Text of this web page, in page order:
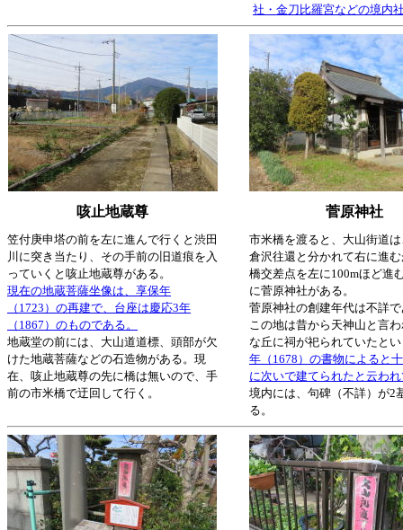
社・金刀比羅宮などの境内
咳止地蔵尊 菅原神社
笠付庚申塔の前を左に進んで行くと渋田
川に突き当たり、その手前の旧道痕を入
っていくと咳止地蔵尊がある。
現在の地蔵菩薩坐像は、享保年
（1723）の再建で、台座は慶応3年
（1867）のものである。
地蔵堂の前には、大山道道標、頭部が欠
けた地蔵菩薩などの石造物がある。現
在、咳止地蔵尊の先に橋は無いので、手
前の市米橋で迂回して行く。
市米橋を渡ると、大山街道
倉沢往還と分かれて右に進
橋交差点を左に100mほど進
に菅原神社がある。
菅原神社の創建年代は不詳
この地は昔から天神山と言
な丘に祠が祀られていたと
年（1678）の書物によると
に次いで建てられたと云わ
境内には、句碑（不詳）が2
る。